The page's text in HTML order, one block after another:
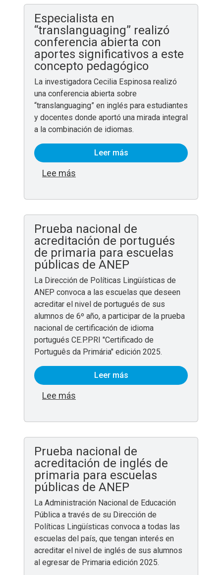
Especialista en
“translanguaging” realizó
conferencia abierta con
aportes significativos a este
concepto pedagógico
La investigadora Cecilia Espinosa realizó
una conferencia abierta sobre
“translanguaging” en inglés para estudiantes
y docentes donde aportó una mirada integral
a la combinación de idiomas.
Leer más
Lee más
Prueba nacional de
acreditación de portugués
de primaria para escuelas
públicas de ANEP
La Dirección de Políticas Lingüísticas de
ANEP convoca a las escuelas que deseen
acreditar el nivel de portugués de sus
alumnos de 6º año, a participar de la prueba
nacional de certificación de idioma
portugués CE.P.PRI "Certificado de
Português da Primária" edición 2025.
Leer más
Lee más
Prueba nacional de
acreditación de inglés de
primaria para escuelas
públicas de ANEP
La Administración Nacional de Educación
Pública a través de su Dirección de
Políticas Lingüísticas convoca a todas las
escuelas del país, que tengan interés en
acreditar el nivel de inglés de sus alumnos
al egresar de Primaria edición 2025.